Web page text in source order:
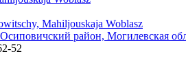
Mahiljouskaja Woblasz
район, Могилевская
52